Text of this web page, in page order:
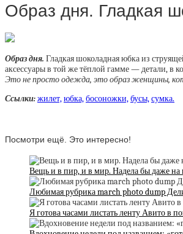
Образ дня. Гладкая
Образ дня. Гладкая шоколадная юбка из
аксессуары в той же тёплой гамме — детали, в
Это не просто одежда, это образ женщины,
Ссылки:жилет,юбка,босоножки,бусы,сумка.
Посмотри ещё. Это интересно!
Вещь и в пир, и в мир. Надела бы даже на
Любимая рубрика march photo dump
Я готова часами листать ленту Авито